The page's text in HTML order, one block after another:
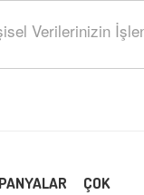
Verilerinizin
ÇOK